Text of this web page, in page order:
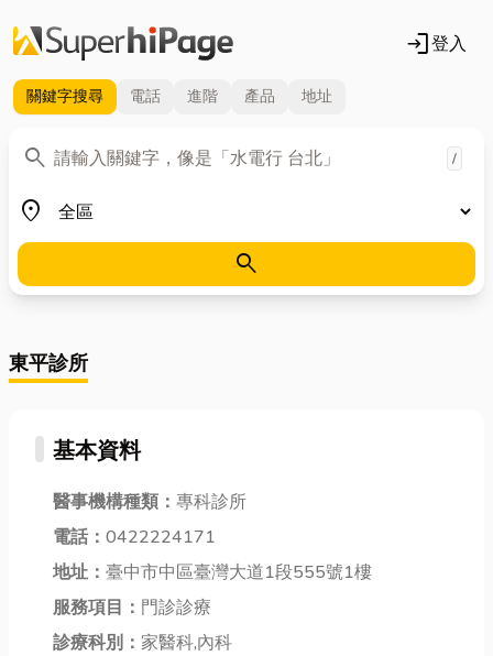
login登入
關鍵字搜尋 電話 進階 產品 地址
search
關鍵字 /
place
地區
search
東平診所
基本資料
醫事機構種類： 專科診所
電話： 0422224171
地址： 臺中市中區臺灣大道1段555號1樓
服務項目： 門診診療
診療科別： 家醫科,內科